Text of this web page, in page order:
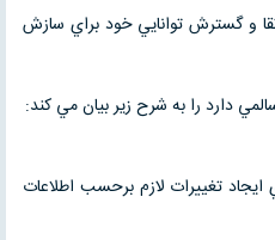
و گسترش توانايي خود براي سازش
دارد را به شرح زير بيان مي كند:
ايجاد تغييرات لازم برحسب اطلاعات